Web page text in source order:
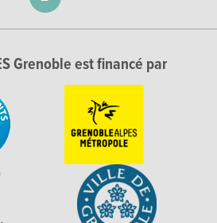
Grenoble est financé par